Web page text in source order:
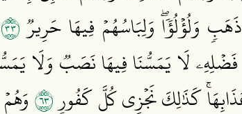
وَلُؤۡلُؤٗاۖ وَلِبَاسُهُمۡ فِيهَا حَرِيرٞ٣٣
فَضۡلِهِۦ لَا يَمَسُّنَا فِيهَا نَصَبٞ وَلَا
كَذَٰلِكَ نَجۡزِي كُلَّ كَفُورٖ٣٦